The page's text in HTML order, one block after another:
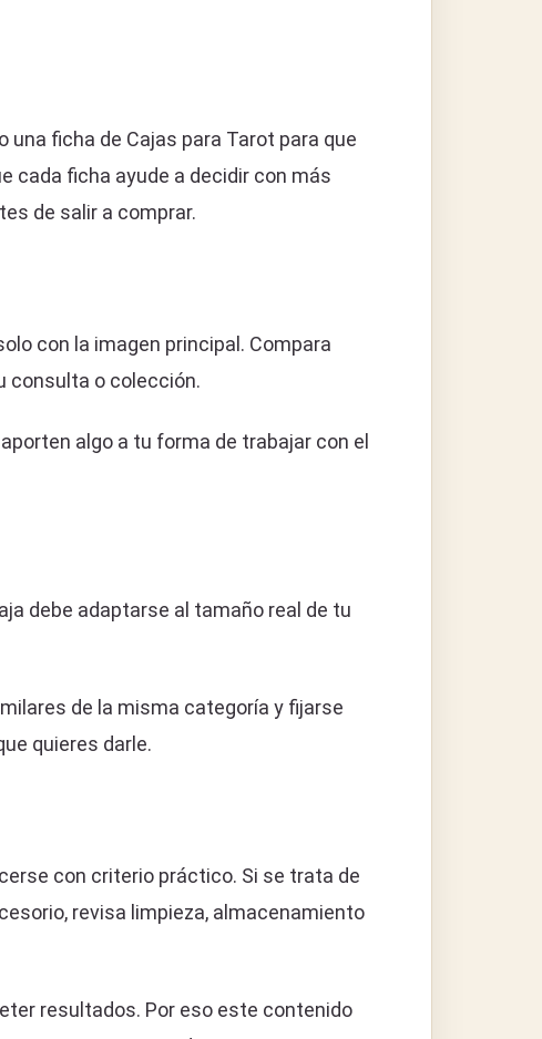
ficha de Cajas para Tarot para que
cada ficha ayude a decidir con más
de salir a comprar.
con la imagen principal. Compara
consulta o colección.
algo a tu forma de trabajar con el
debe adaptarse al tamaño real de tu
de la misma categoría y fijarse
quieres darle.
con criterio práctico. Si se trata de
revisa limpieza, almacenamiento
resultados. Por eso este contenido